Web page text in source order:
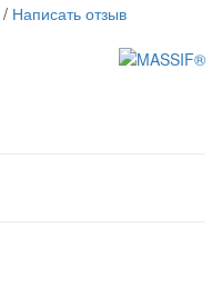
/ Написать отзыв